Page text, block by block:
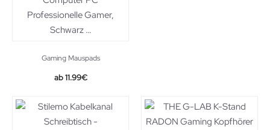
Gaming Mauspads
Original
11.99€Current
is: